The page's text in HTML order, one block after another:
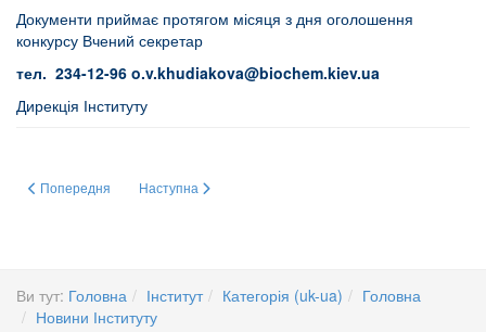
Документи приймає протягом місяця з дня оголошення
конкурсу Вчений секретар
тел. 234-12-96 o.v.khudiakova@biochem.kiev.ua
Дирекція Інституту
Попередня стаття: Зустріч заступника директора Інституту академіка
Попередня Наступна стаття: ЗУСТРІЧ З ПРОВІДНИМИ
Наступна
Ви тут: Головна Інститут Категорія (uk-ua)
Головна
Новини Інституту